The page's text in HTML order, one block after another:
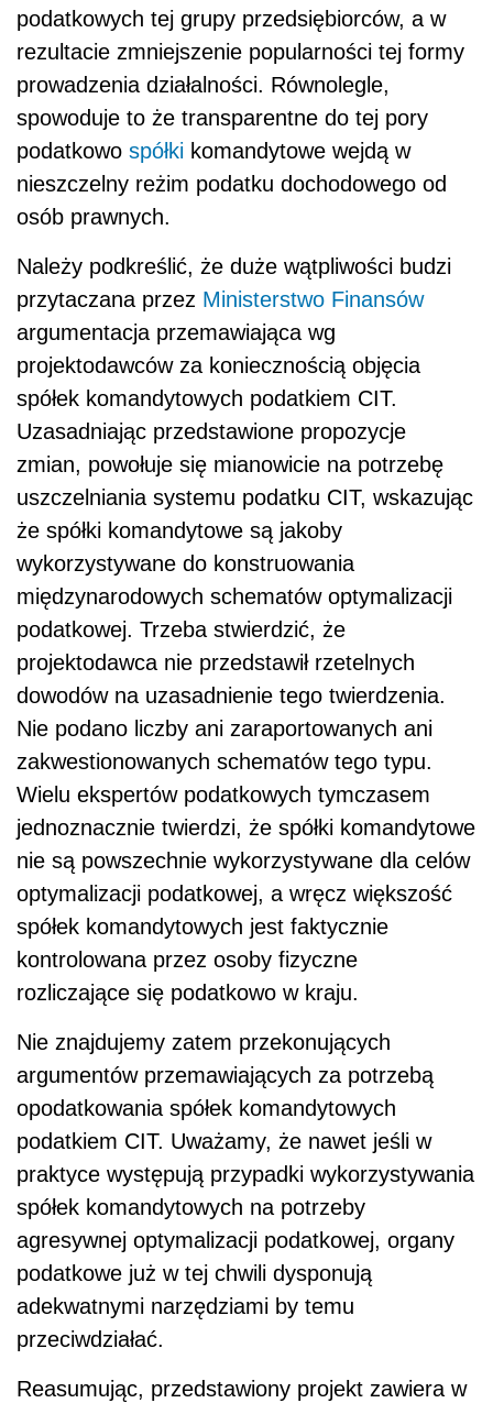
podatkowych tej grupy przedsiębiorców, a w
rezultacie zmniejszenie popularności tej formy
prowadzenia działalności. Równolegle,
spowoduje to że transparentne do tej pory
podatkowo spółki komandytowe wejdą w
nieszczelny reżim podatku dochodowego od
osób prawnych.
Należy podkreślić, że duże wątpliwości budzi
przytaczana przez Ministerstwo Finansów
argumentacja przemawiająca wg
projektodawców za koniecznością objęcia
spółek komandytowych podatkiem CIT.
Uzasadniając przedstawione propozycje
zmian, powołuje się mianowicie na potrzebę
uszczelniania systemu podatku CIT, wskazując
że spółki komandytowe są jakoby
wykorzystywane do konstruowania
międzynarodowych schematów optymalizacji
podatkowej. Trzeba stwierdzić, że
projektodawca nie przedstawił rzetelnych
dowodów na uzasadnienie tego twierdzenia.
Nie podano liczby ani zaraportowanych ani
zakwestionowanych schematów tego typu.
Wielu ekspertów podatkowych tymczasem
jednoznacznie twierdzi, że spółki komandytowe
nie są powszechnie wykorzystywane dla celów
optymalizacji podatkowej, a wręcz większość
spółek komandytowych jest faktycznie
kontrolowana przez osoby fizyczne
rozliczające się podatkowo w kraju.
Nie znajdujemy zatem przekonujących
argumentów przemawiających za potrzebą
opodatkowania spółek komandytowych
podatkiem CIT. Uważamy, że nawet jeśli w
praktyce występują przypadki wykorzystywania
spółek komandytowych na potrzeby
agresywnej optymalizacji podatkowej, organy
podatkowe już w tej chwili dysponują
adekwatnymi narzędziami by temu
przeciwdziałać.
Reasumując, przedstawiony projekt zawiera w